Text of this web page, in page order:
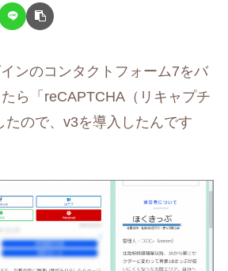
ンのコンタクトフォーム7をバ
ら「reCAPTCHA（リキャプチ
たので、v3を導入したんです